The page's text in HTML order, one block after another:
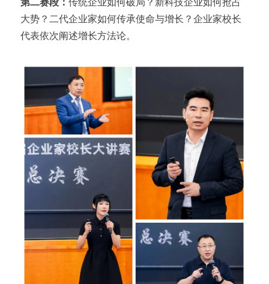
大势？二代企业家如何传承使命与增长？企业家校长
代表依次阐述增长方法论。